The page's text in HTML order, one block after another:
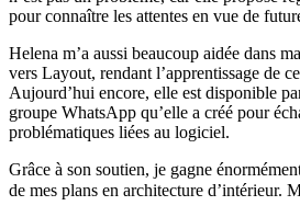
pour connaître les attentes en vue de
Helena m’a aussi beaucoup aidée dans
vers Layout, rendant l’apprentissage de
Aujourd’hui encore, elle est disponible
groupe WhatsApp qu’elle a créé pour
problématiques liées au logiciel.
Grâce à son soutien, je gagne
de mes plans en architecture d’intérieur.